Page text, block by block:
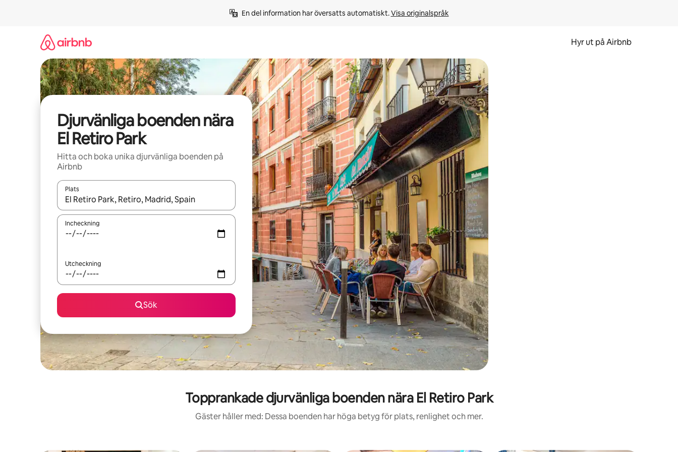
En del information har översatts automatiskt. Visa originalspråk
Hyr ut på Airbnb
Djurvänliga boenden nära
El Retiro Park
Hitta och boka unika djurvänliga boenden på
Airbnb
Plats
När resultaten är tillgängliga kan du navigera med upp- och nedåtpilarna eller utforska genom att trycka eller svepa.
Incheckning
Utcheckning
Sök
Topprankade djurvänliga boenden nära El Retiro Park
Gäster håller med: Dessa boenden har höga betyg för plats, renlighet och mer.